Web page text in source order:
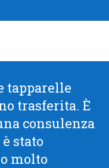
tapparelle
trasferita. È
consulenza
stato
molto